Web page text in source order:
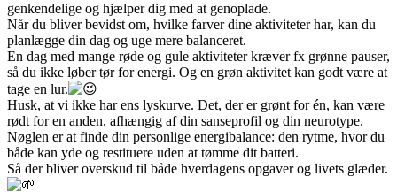
genkendelige og hjælper dig med at genoplade.
Når du bliver bevidst om, hvilke farver dine aktiviteter har, kan du
planlægge din dag og uge mere balanceret.
En dag med mange røde og gule aktiviteter kræver fx grønne pauser,
så du ikke løber tør for energi. Og en grøn aktivitet kan godt være at
tage en lur.
Husk, at vi ikke har ens lyskurve. Det, der er grønt for én, kan være
rødt for en anden, afhængig af din sanseprofil og din neurotype.
Nøglen er at finde din personlige energibalance: den rytme, hvor du
både kan yde og restituere uden at tømme dit batteri.
Så der bliver overskud til både hverdagens opgaver og livets glæder.